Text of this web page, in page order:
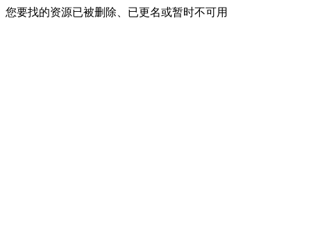
您要找的资源已被删除、已更名或暂时不可用